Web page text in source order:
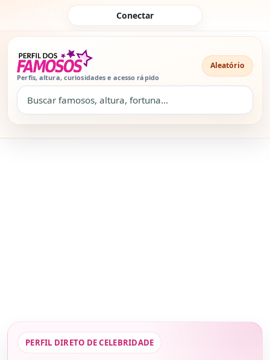
Pular para o conteúdo
Conectar
Perfis, altura, curiosidades e acesso rápido
Aleatório
PERFIL DIRETO DE CELEBRIDADE